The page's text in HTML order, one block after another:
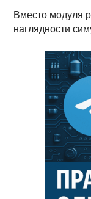
Вместо модуля
наглядности